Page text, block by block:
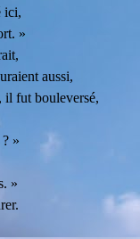
ici,
»
aussi,
il fut bouleversé,
»
»